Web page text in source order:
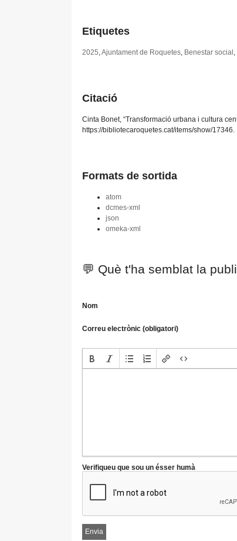
Etiquetes
2025,Ajuntament de Roquetes, Benestar social ,
Citació
Cinta Bonet, “Transformació urbana i cultura
https://bibliotecaroquetes.cat/items/show/17346.
Formats de sortida
atom
dcmes-xml
json
omeka-xml
💬 Què t'ha semblat la
Nom
Correu electrònic (obligatori)
Verifiqueu que sou un ésser humà